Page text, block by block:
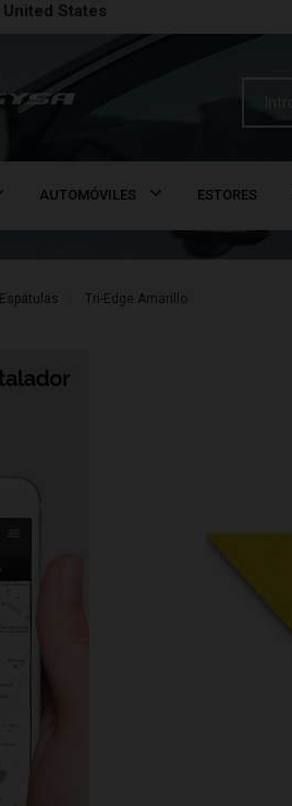
United States
AUTOMÓVILES ESTORES
Espátulas Tri-Edge Amarillo